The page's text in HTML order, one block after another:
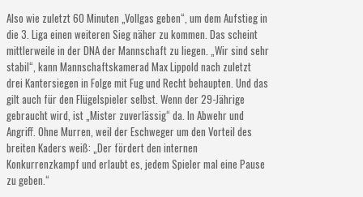
Also wie zuletzt 60 Minuten „Vollgas geben“, um dem Aufstieg in
die 3. Liga einen weiteren Sieg näher zu kommen. Das scheint
mittlerweile in der DNA der Mannschaft zu liegen. „Wir sind sehr
stabil“, kann Mannschaftskamerad Max Lippold nach zuletzt
drei Kantersiegen in Folge mit Fug und Recht behaupten. Und das
gilt auch für den Flügelspieler selbst. Wenn der 29-Jährige
gebraucht wird, ist „Mister zuverlässig“ da. In Abwehr und
Angriff. Ohne Murren, weil der Eschweger um den Vorteil des
breiten Kaders weiß: „Der fördert den internen
Konkurrenzkampf und erlaubt es, jedem Spieler mal eine Pause
zu geben.“